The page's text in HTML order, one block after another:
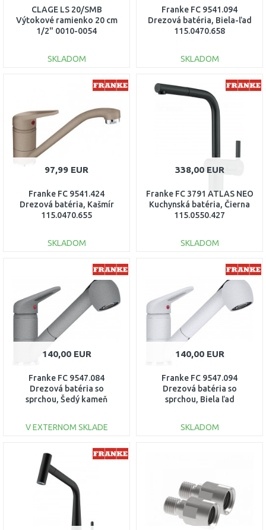
CLAGE LS 20/SMB
Výtokové ramienko 20 cm
1/2" 0010-0054
SKLADOM
DO KOŠÍKA
Franke FC 9541.094
Drezová batéria, Biela-ľad
115.0470.658
SKLADOM
DO KOŠÍKA
Porovnať
97,99 EUR
Franke FC 9541.424
Drezová batéria, Kašmír
115.0470.655
SKLADOM
DO KOŠÍKA
Porovnať
338,00 EUR
Franke FC 3791 ATLAS NEO
Kuchynská batéria, Čierna
115.0550.427
SKLADOM
DO KOŠÍKA
Porovnať
140,00 EUR
Franke FC 9547.084
Drezová batéria so
sprchou, Šedý kameň
V EXTERNOM SKLADE
DO KOŠÍKA
Porovnať
140,00 EUR
Franke FC 9547.094
Drezová batéria so
sprchou, Biela ľad
SKLADOM